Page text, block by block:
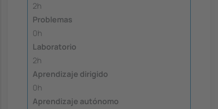
2h
Problemas
0h
Laboratorio
2h
Aprendizaje dirigido
0h
Aprendizaje autónomo